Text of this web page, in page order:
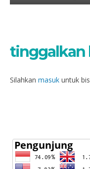
tinggalkan
Silahkan masuk untuk